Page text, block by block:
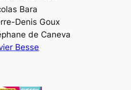
Bara
Denis Goux
de Caneva
Besse